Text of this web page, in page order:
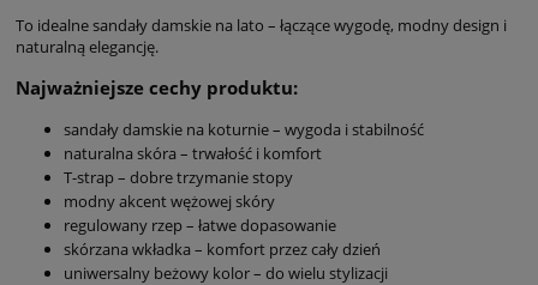
To idealne sandały damskie na lato – łączące wygodę, modny design i
naturalną elegancję.
Najważniejsze cechy produktu:
sandały damskie na koturnie – wygoda i stabilność
naturalna skóra – trwałość i komfort
T-strap – dobre trzymanie stopy
modny akcent wężowej skóry
regulowany rzep – łatwe dopasowanie
skórzana wkładka – komfort przez cały dzień
uniwersalny beżowy kolor – do wielu stylizacji